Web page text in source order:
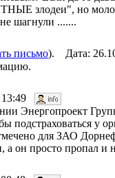
злодеи", но
шагнули .......
письмо). Дата:
Энергопроект
у
для ЗАО
он просто пропал и